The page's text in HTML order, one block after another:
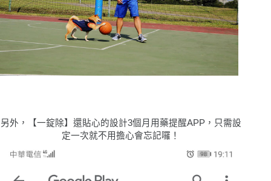
另外，【一錠除】還貼心的設計3個月用藥提醒APP，只需設
定一次就不用擔心會忘記囉！